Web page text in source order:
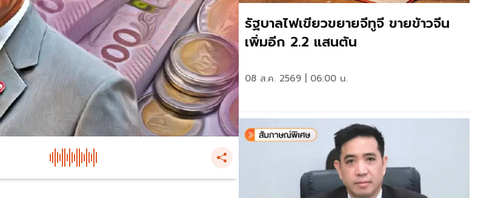
รัฐบาลไฟเขียวขยายจีทูจี ขายข้าวจีน
เพิ่มอีก 2.2 แสนตัน
08 ส.ค. 2569 | 06:00 น.